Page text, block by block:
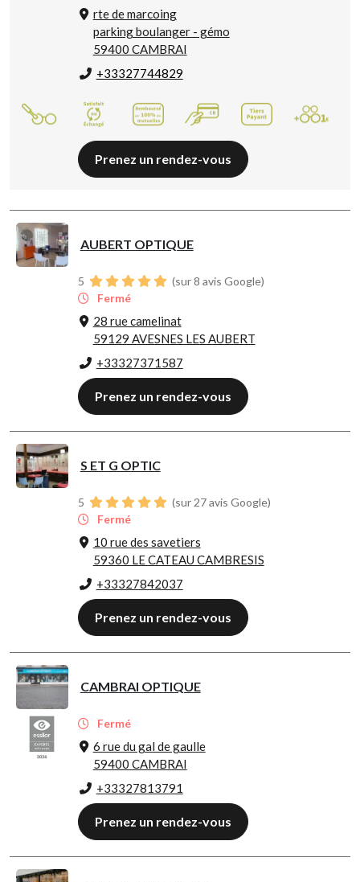
rte de marcoing
parking boulanger - gémo
59400 CAMBRAI
+33327744829
Prenez un rendez-vous
AUBERT OPTIQUE
5
(sur 8 avis Google)
Fermé
28 rue camelinat
59129 AVESNES LES AUBERT
+33327371587
Prenez un rendez-vous
S ET G OPTIC
5
(sur 27 avis Google)
Fermé
10 rue des savetiers
59360 LE CATEAU CAMBRESIS
+33327842037
Prenez un rendez-vous
CAMBRAI OPTIQUE
Fermé
6 rue du gal de gaulle
59400 CAMBRAI
+33327813791
Prenez un rendez-vous